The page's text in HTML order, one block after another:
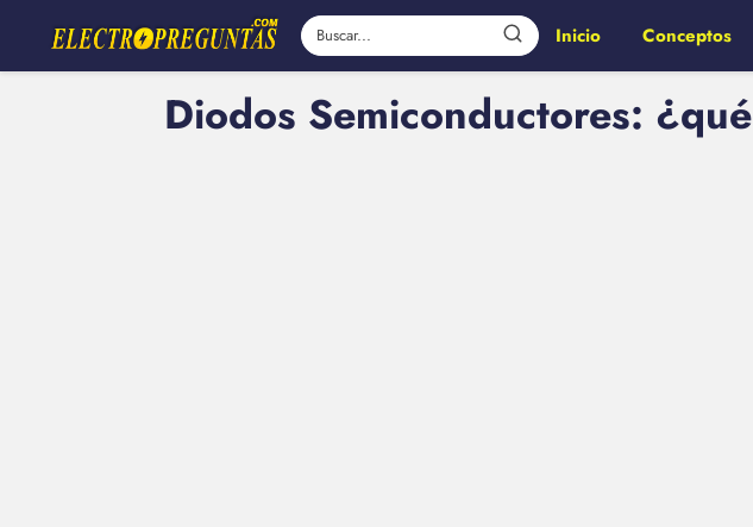
Inicio Conceptos
Diodos Semiconductores: